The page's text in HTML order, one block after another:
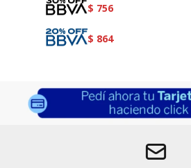
$ 756
$ 864